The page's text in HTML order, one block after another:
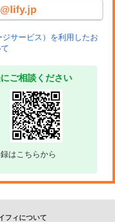
サービス）を利用したお
ご相談ください
はこちらから
フィについて